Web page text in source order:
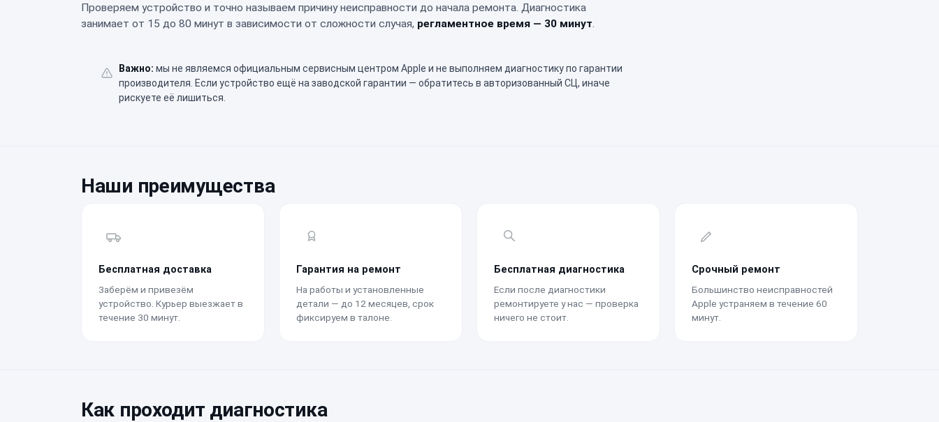
Проверяем устройство и точно называем причину неисправности до начала ремонта. Диагностика
занимает от 15 до 80 минут в зависимости от сложности случая, регламентное время — 30 минут
Важно: мы не являемся официальным сервисным центром Apple и не выполняем диагностику по гарантии
производителя. Если устройство ещё на заводской гарантии — обратитесь в авторизованный СЦ, иначе
рискуете её лишиться.
Наши преимущества
Бесплатная доставка
Заберём и привезём
устройство. Курьер выезжает в
течение 30 минут.
Гарантия на ремонт
На работы и установленные
детали — до 12 месяцев, срок
фиксируем в талоне.
Бесплатная диагностика
Если после диагностики
ремонтируете у нас — проверка
ничего не стоит.
Срочный ремонт
Большинство неисправностей
Apple устраняем в течение 60
минут.
Как проходит диагностика